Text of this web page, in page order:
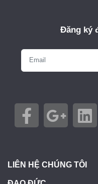
Đăng ký
LIÊN HỆ CHÚNG TÔI